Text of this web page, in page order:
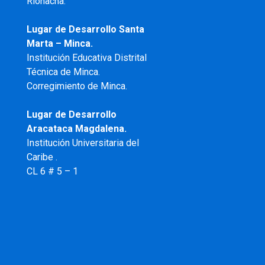
Lugar de Desarrollo Santa
Marta – Minca.
Institución Educativa Distrital
Técnica de Minca.
Corregimiento de Minca.
Lugar de Desarrollo
Aracataca Magdalena.
Institución Universitaria del
Caribe .
CL 6 # 5 – 1